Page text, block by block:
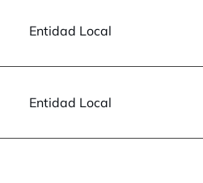
Entidad Local
Entidad Local